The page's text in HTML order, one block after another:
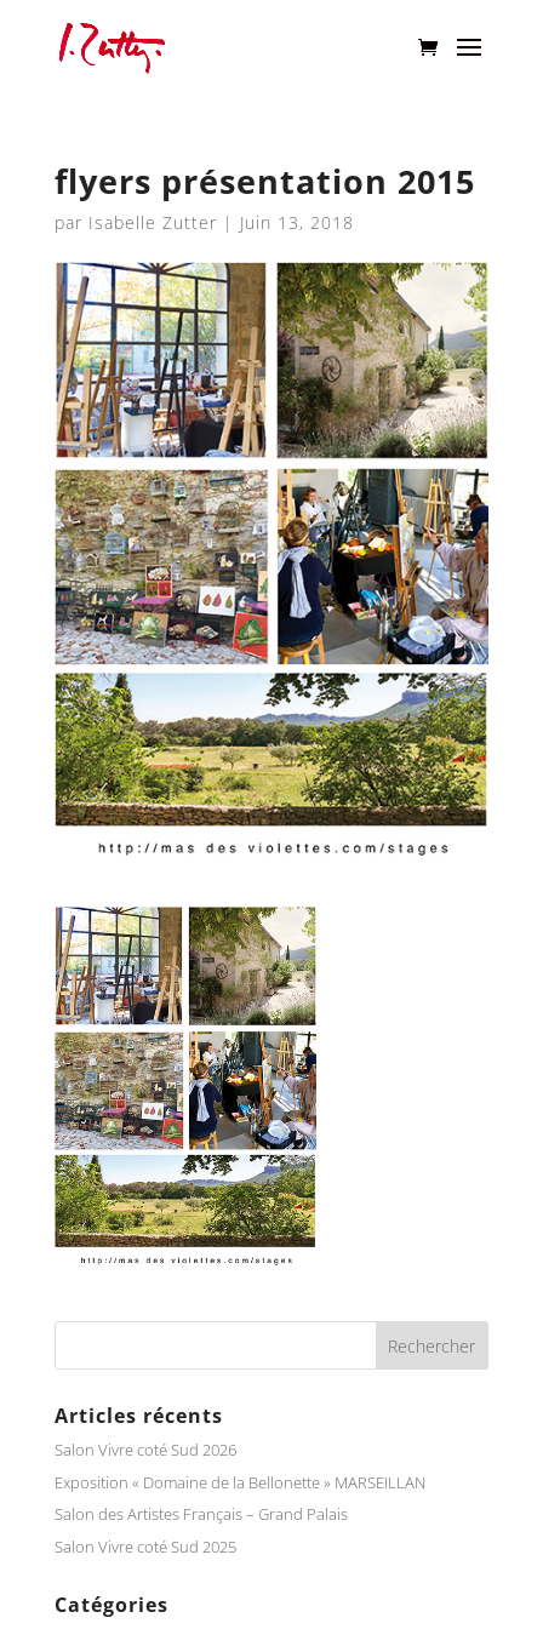
flyers présentation 2015
par Isabelle Zutter | Juin 13, 2018
Articles récents
Salon Vivre coté Sud 2026
Exposition « Domaine de la Bellonette » MARSEILLAN
Salon des Artistes Français – Grand Palais
Salon Vivre coté Sud 2025
Catégories